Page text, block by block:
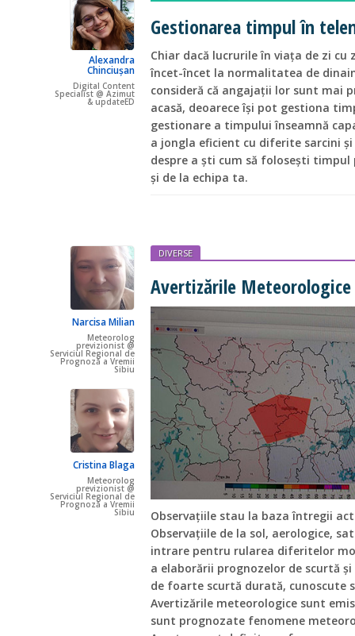
Alexandra
Chinciușan
Digital Content
Specialist @ Azimut
& updateED
Gestionarea timpul în
Chiar dacă lucrurile în viața de zi
încet-încet la normalitatea de
consideră că angajații lor sunt mai
acasă, deoarece își pot gestiona
gestionare a timpului înseamnă
a jongla eficient cu diferite sarcini
despre a ști cum să folosești
și de la echipa ta.
Narcisa Milian
Meteorolog
previzionist @
Serviciul Regional de
Prognoză a Vremii
Sibiu
Cristina Blaga
Meteorolog
previzionist @
Serviciul Regional de
Prognoză a Vremii
Sibiu
DIVERSE
Avertizările
Observațiile stau la baza întregii
Observațiile de la sol, aerologice,
intrare pentru rularea diferitelor
a elaborării prognozelor de scurtă
de foarte scurtă durată, cunoscute
Avertizările meteorologice sunt
sunt prognozate fenomene